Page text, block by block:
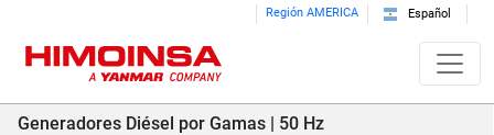
Región AMERICA Español
Generadores Diésel por Gamas | 50 Hz